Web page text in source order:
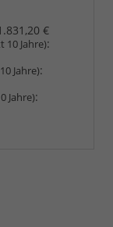
€
10 Jahre):
Jahre):
Jahre):